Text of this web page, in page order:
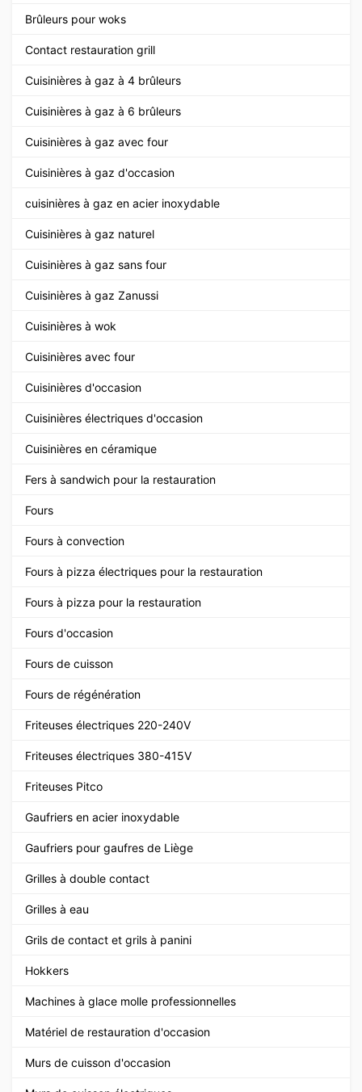
Brûleurs pour woks
Contact restauration grill
Cuisinières à gaz à 4 brûleurs
Cuisinières à gaz à 6 brûleurs
Cuisinières à gaz avec four
Cuisinières à gaz d'occasion
cuisinières à gaz en acier inoxydable
Cuisinières à gaz naturel
Cuisinières à gaz sans four
Cuisinières à gaz Zanussi
Cuisinières à wok
Cuisinières avec four
Cuisinières d'occasion
Cuisinières électriques d'occasion
Cuisinières en céramique
Fers à sandwich pour la restauration
Fours
Fours à convection
Fours à pizza électriques pour la restauration
Fours à pizza pour la restauration
Fours d'occasion
Fours de cuisson
Fours de régénération
Friteuses électriques 220-240V
Friteuses électriques 380-415V
Friteuses Pitco
Gaufriers en acier inoxydable
Gaufriers pour gaufres de Liège
Grilles à double contact
Grilles à eau
Grils de contact et grils à panini
Hokkers
Machines à glace molle professionnelles
Matériel de restauration d'occasion
Murs de cuisson d'occasion